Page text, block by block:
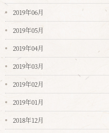
2019年06月
2019年05月
2019年04月
2019年03月
2019年02月
2019年01月
2018年12月